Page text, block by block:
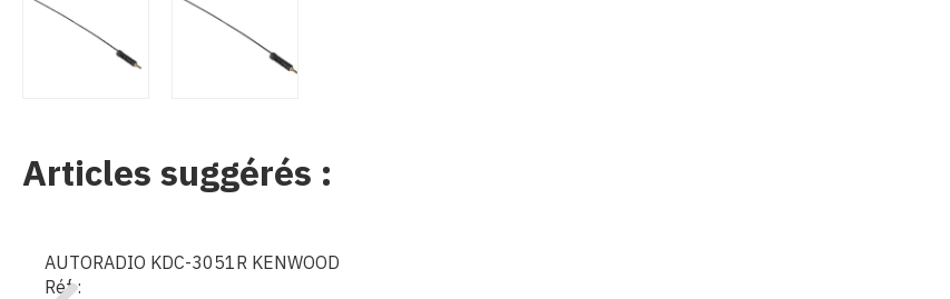
Articles suggérés :
AUTORADIO KDC-3051R KENWOOD
Réf :